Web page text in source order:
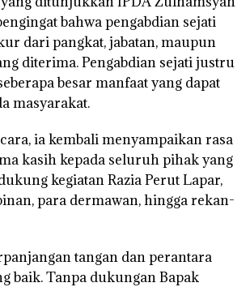
bahwa pengabdian sejati
dari pangkat, jabatan, maupun
diterima. Pengabdian sejati justru
besar manfaat yang dapat
masyarakat.
ia kembali menyampaikan rasa
kasih kepada seluruh pihak yang
kegiatan Razia Perut Lapar,
para dermawan, hingga rekan-
tangan dan perantara
baik. Tanpa dukungan Bapak